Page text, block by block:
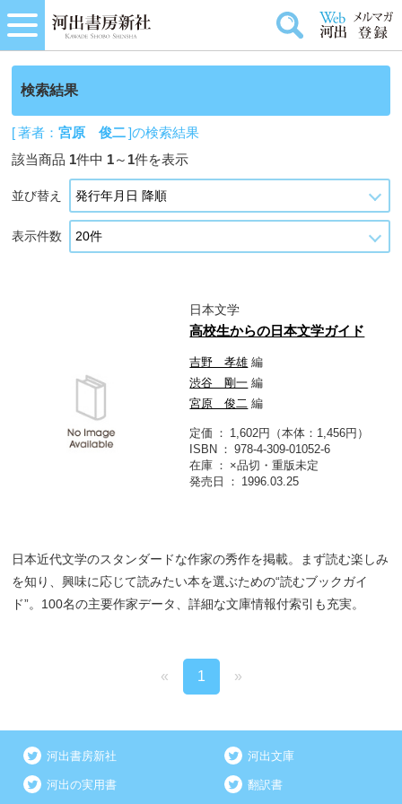
検索結果
[ 著者：宮原 俊二]の検索結果
該当商品 1件中 1～ 1件を表示
並び替え
表示件数
日本文学
高校生からの日本文学ガイド
吉野 孝雄 編
渋谷 剛一 編
宮原 俊二 編
定価
1,602円（本体：1,456円）
ISBN
978-4-309-01052-6
在庫
×品切・重版未定
発売日
1996.03.25
日本近代文学のスタンダードな作家の秀作を掲載。まず読む楽しみ
を知り、興味に応じて読みたい本を選ぶための“読むブックガイ
ド”。100名の主要作家データ、詳細な文庫情報付索引も充実。
« 1 »
河出書房新社 河出文庫
河出の実用書 翻訳書